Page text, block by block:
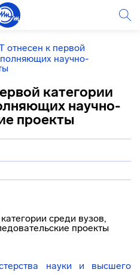
к первой
научно-
категории
научно-
проекты
науки и высшего